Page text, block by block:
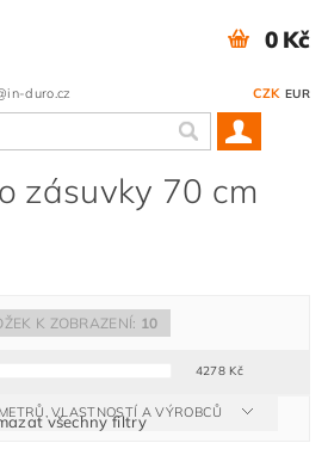
duro.cz CZK EUR
0 Kč
zásuvky 70 cm
4278 Kč
K ZOBRAZENÍ: 10
VLASTNOSTÍ A VÝROBCŮ
všechny filtry